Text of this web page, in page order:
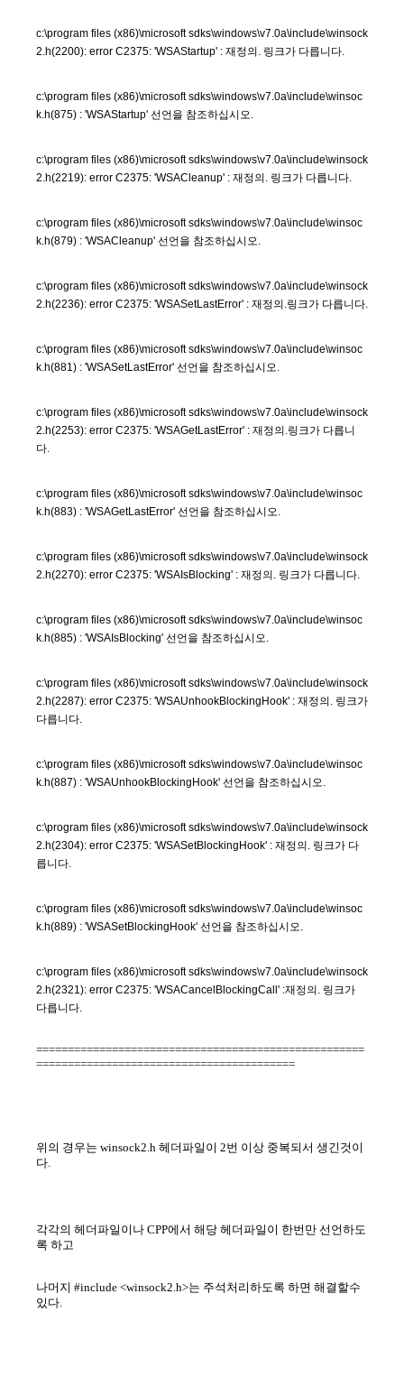
c:\program files (x86)\microsoft sdks\windows\v7.0a\include\winsock
2.h(2200): error C2375: 'WSAStartup' : 재정의. 링크가 다릅니다.
c:\program files (x86)\microsoft sdks\windows\v7.0a\include\winsoc
k.h(875) : 'WSAStartup' 선언을 참조하십시오.
c:\program files (x86)\microsoft sdks\windows\v7.0a\include\winsock
2.h(2219): error C2375: 'WSACleanup' : 재정의. 링크가 다릅니다.
c:\program files (x86)\microsoft sdks\windows\v7.0a\include\winsoc
k.h(879) : 'WSACleanup' 선언을 참조하십시오.
c:\program files (x86)\microsoft sdks\windows\v7.0a\include\winsock
2.h(2236): error C2375: 'WSASetLastError' : 재정의.링크가 다릅니다.
c:\program files (x86)\microsoft sdks\windows\v7.0a\include\winsoc
k.h(881) : 'WSASetLastError' 선언을 참조하십시오.
c:\program files (x86)\microsoft sdks\windows\v7.0a\include\winsock
2.h(2253): error C2375: 'WSAGetLastError' : 재정의.링크가 다릅니
다.
c:\program files (x86)\microsoft sdks\windows\v7.0a\include\winsoc
k.h(883) : 'WSAGetLastError' 선언을 참조하십시오.
c:\program files (x86)\microsoft sdks\windows\v7.0a\include\winsock
2.h(2270): error C2375: 'WSAIsBlocking' : 재정의. 링크가 다릅니다.
c:\program files (x86)\microsoft sdks\windows\v7.0a\include\winsoc
k.h(885) : 'WSAIsBlocking' 선언을 참조하십시오.
c:\program files (x86)\microsoft sdks\windows\v7.0a\include\winsock
2.h(2287): error C2375: 'WSAUnhookBlockingHook' : 재정의. 링크가
다릅니다.
c:\program files (x86)\microsoft sdks\windows\v7.0a\include\winsoc
k.h(887) : 'WSAUnhookBlockingHook' 선언을 참조하십시오.
c:\program files (x86)\microsoft sdks\windows\v7.0a\include\winsock
2.h(2304): error C2375: 'WSASetBlockingHook' : 재정의. 링크가 다
릅니다.
c:\program files (x86)\microsoft sdks\windows\v7.0a\include\winsoc
k.h(889) : 'WSASetBlockingHook' 선언을 참조하십시오.
c:\program files (x86)\microsoft sdks\windows\v7.0a\include\winsock
2.h(2321): error C2375: 'WSACancelBlockingCall' :재정의. 링크가
다릅니다.
====================================================
=========================================
위의 경우는 winsock2.h 헤더파일이 2번 이상 중복되서 생긴것이
다.
각각의 헤더파일이나 CPP에서 해당 헤더파일이 한번만 선언하도
록 하고
나머지 #include <winsock2.h>는 주석처리하도록 하면 해결할수
있다.